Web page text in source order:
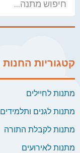
קטגוריות החנות
מתנות לחיילים
מתנות לגנים ותלמידים
מתנות לקבלת התורה
מתנות לאירועים